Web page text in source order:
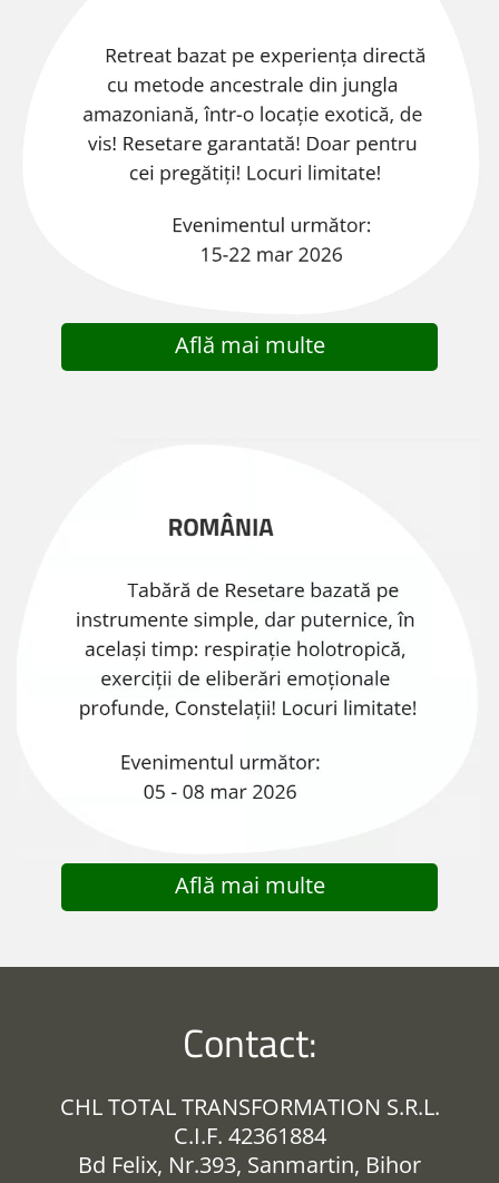
Află mai multe
Află mai multe
Contact:
CHL TOTAL TRANSFORMATION S.R.L.
C.I.F. 42361884
Bd Felix, Nr.393, Sanmartin, Bihor